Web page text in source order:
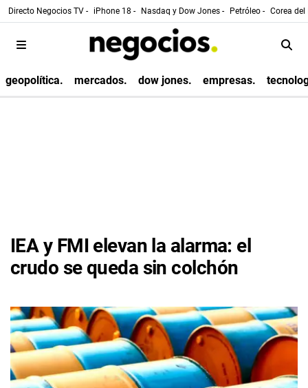
Directo Negocios TV - iPhone 18 - Nasdaq y Dow Jones - Petróleo - Corea
geopolítica. mercados. dow jones. empresas.
IEA y FMI elevan la alarma: el
crudo se queda sin colchón